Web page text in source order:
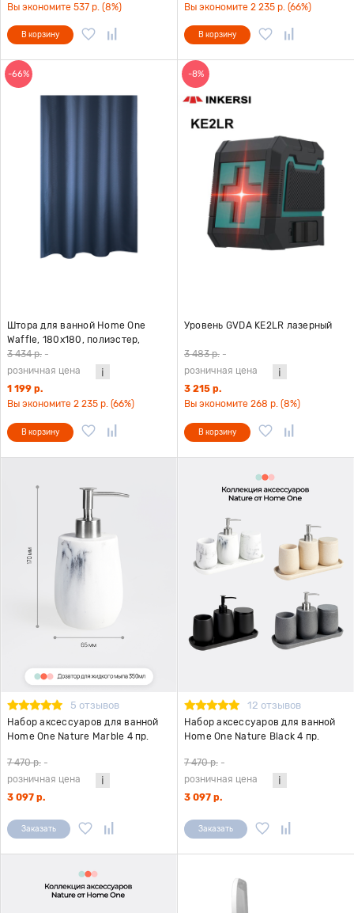
Вы экономите 537 р. (8%)
В корзину
Вы экономите 2 235 р. (66%)
В корзину
-66%
Штора для ванной Home One
Waffle, 180х180, полиэстер,
темно-синий
3 434 р. -
розничная цена
1 199 р.
Вы экономите 2 235 р. (66%)
В корзину
-8%
Уровень GVDA KE2LR лазерный
3 483 р. -
розничная цена
3 215 р.
Вы экономите 268 р. (8%)
В корзину
5 отзывов
Набор аксессуаров для ванной
Home One Nature Marble 4 пр.
7 470 р. -
розничная цена
3 097 р.
Заказать
12 отзывов
Набор аксессуаров для ванной
Home One Nature Black 4 пр.
7 470 р. -
розничная цена
3 097 р.
Заказать